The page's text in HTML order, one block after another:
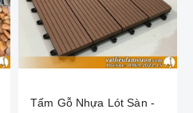
Tấm Gỗ Nhựa Lót Sàn -